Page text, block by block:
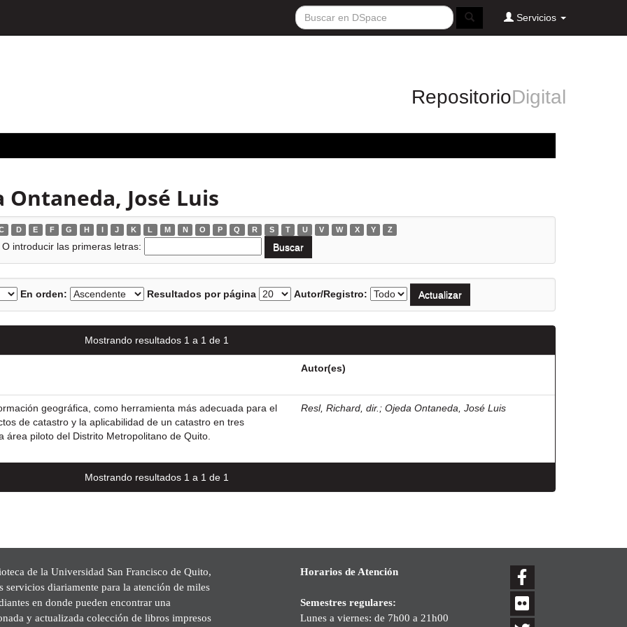
Servicios
RepositorioDigital
José Luis
D E F G H I J K L M N O P Q R S T U V W X Y Z
O introducir las primeras letras:
En orden: Resultados por página Autor/Registro:
Mostrando resultados 1 a 1 de 1
Autor(es)
geográfica, como herramienta más adecuada para el
de catastro y la aplicabilidad de un catastro en tres
área piloto del Distrito Metropolitano de Quito.
Resl, Richard, dir. ; Ojeda Ontaneda, José Luis
Mostrando resultados 1 a 1 de 1
de la Universidad San Francisco de Quito,
servicios diariamente para la atención de miles
en donde pueden encontrar una
y actualizada colección de libros impresos
Horarios de Atención
Semestres regulares:
Lunes a viernes: de 7h00 a 21h00